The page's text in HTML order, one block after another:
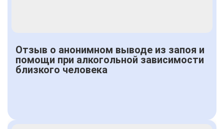
Отзыв о анонимном выводе из запоя и
помощи при алкогольной зависимости
близкого человека